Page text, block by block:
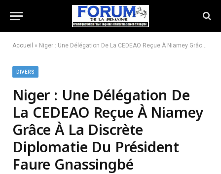
Accueil » Niger : Une Délégation De La CEDEAO Reçue À Niamey Grâce À La Discrète Diplomatie Du Président Faure Gnassingbé
DIVERS
Niger : Une Délégation De
La CEDEAO Reçue À Niamey
Grâce À La Discrète
Diplomatie Du Président
Faure Gnassingbé